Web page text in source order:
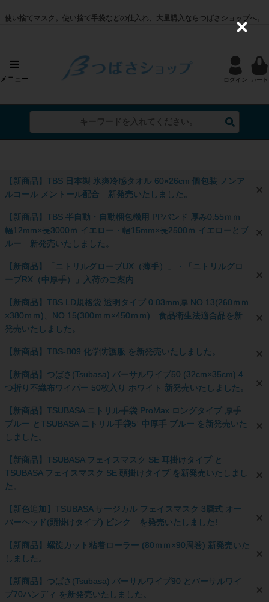
【新商品】TBS 日本製 氷爽冷感タオル 60×26cm 個包装 ノンア
ルコール メントール配合 新発売いたしました。
【新商品】TBS 半自動・自動梱包機用 PPバンド 厚み0.55ｍｍ
幅12mm×長3000ｍ イエロー・幅15mm×長2500ｍ イエローとブ
ルー 新発売いたしました。
【新商品】「ニトリルグローブUX（薄手）」・「ニトリルグロ
ーブRX（中厚手）」入荷のご案内
【新商品】TBS LD規格袋 透明タイプ 0.03mm厚 NO.13(260ｍｍ
×380ｍｍ)、NO.15(300ｍｍ×450ｍｍ) 食品衛生法適合品を新
発売いたしました。
【新商品】TBS-B09 化学防護服 を新発売いたしました。
【新商品】つばさ(Tsubasa) バーサルワイプ50 (32cm×35cm) 4
つ折り不織布ワイパー 50枚入り ホワイト 新発売いたしました。
【新商品】TSUBASA ニトリル手袋 ProMax ロングタイプ 厚手
ブルー とTSUBASA ニトリル手袋5⁺ 中厚手 ブルー を新発売いた
しました。
【新商品】TSUBASA フェイスマスク SE 耳掛けタイプ と
TSUBASA フェイスマスク SE 頭掛けタイプ を新発売いたしまし
た。
【新色追加】TSUBASA サージカル フェイスマスク 3層式 オー
バーヘッド(頭掛けタイプ) ピンク を発売いたしました!
【新商品】螺旋カット粘着ローラー (80ｍｍ×90周巻) 新発売いた
しました。
【新商品】つばさ(Tsubasa) バーサルワイプ90 とバーサルワイ
プ70ハンディ を新発売いたしました。
使い捨てマスク。使い捨て手袋などの仕入れ、大量購入ならつばさショップへ。
メニュー ログイン カート
C